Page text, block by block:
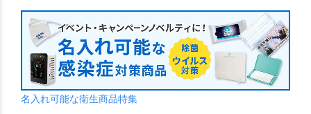
名入れ可能な衛生商品特集